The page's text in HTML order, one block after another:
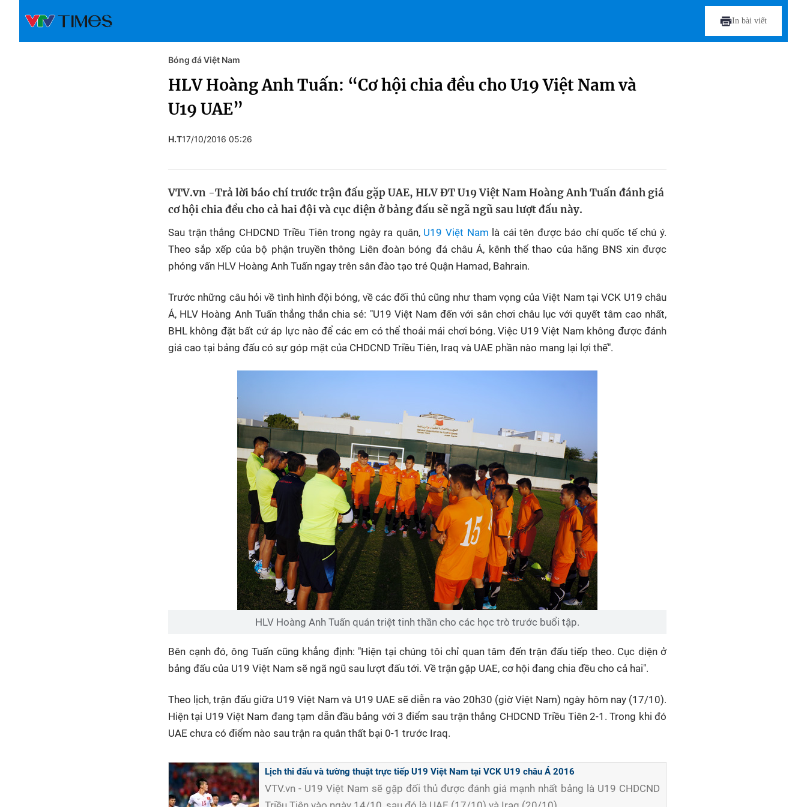
In bài viết
Bóng đá Việt Nam
HLV Hoàng Anh Tuấn: “Cơ hội chia đều cho U19 Việt Nam và
U19 UAE”
H.T17/10/2016 05:26
VTV.vn -Trả lời báo chí trước trận đấu gặp UAE, HLV ĐT U19 Việt Nam Hoàng Anh Tuấn đánh giá
cơ hội chia đều cho cả hai đội và cục diện ở bảng đấu sẽ ngã ngũ sau lượt đấu này.
Sau trận thắng CHDCND Triều Tiên trong ngày ra quân, U19 Việt Nam là cái tên được báo chí quốc tế chú ý.
Theo sắp xếp của bộ phận truyền thông Liên đoàn bóng đá châu Á, kênh thể thao của hãng BNS xin được
phỏng vấn HLV Hoàng Anh Tuấn ngay trên sân đào tạo trẻ Quận Hamad, Bahrain.
Trước những câu hỏi về tình hình đội bóng, về các đối thủ cũng như tham vọng của Việt Nam tại VCK U19 châu
Á, HLV Hoàng Anh Tuấn thẳng thắn chia sẻ: "U19 Việt Nam đến với sân chơi châu lục với quyết tâm cao nhất,
BHL không đặt bất cứ áp lực nào để các em có thể thoải mái chơi bóng. Việc U19 Việt Nam không được đánh
giá cao tại bảng đấu có sự góp mặt của CHDCND Triều Tiên, Iraq và UAE phần nào mang lại lợi thế".
HLV Hoàng Anh Tuấn quán triệt tinh thần cho các học trò trước buổi tập.
Bên cạnh đó, ông Tuấn cũng khẳng định: "Hiện tại chúng tôi chỉ quan tâm đến trận đấu tiếp theo. Cục diện ở
bảng đấu của U19 Việt Nam sẽ ngã ngũ sau lượt đấu tới. Về trận gặp UAE, cơ hội đang chia đều cho cả hai".
Theo lịch, trận đấu giữa U19 Việt Nam và U19 UAE sẽ diễn ra vào 20h30 (giờ Việt Nam) ngày hôm nay (17/10).
Hiện tại U19 Việt Nam đang tạm dẫn đầu bảng với 3 điểm sau trận thắng CHDCND Triều Tiên 2-1. Trong khi đó
UAE chưa có điểm nào sau trận ra quân thất bại 0-1 trước Iraq.
Lịch thi đấu và tường thuật trực tiếp U19 Việt Nam tại VCK U19 châu Á 2016
VTV.vn - U19 Việt Nam sẽ gặp đối thủ được đánh giá mạnh nhất bảng là U19 CHDCND